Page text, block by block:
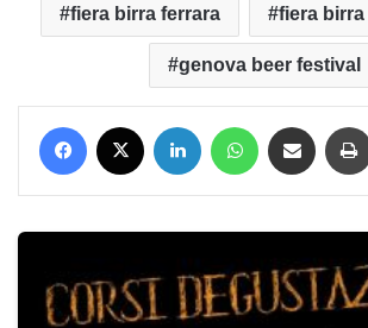
fiera birra ferrara fiera
genova beer festival
Facebook LinkedIn WhatsApp Condividi via mail